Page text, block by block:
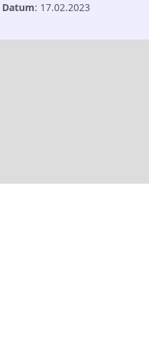
Datum: 17.02.2023